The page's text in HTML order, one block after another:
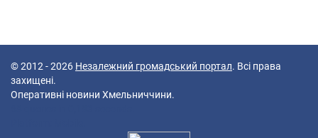
© 2012 - 2026 Незалежний громадський портал. Всі права
захищені.
Оперативні новини Хмельниччини.